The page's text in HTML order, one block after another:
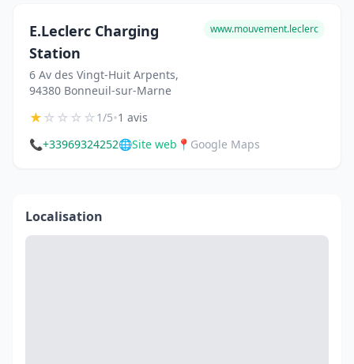
E.Leclerc Charging
Station
6 Av des Vingt-Huit Arpents,
94380 Bonneuil-sur-Marne
www.mouvement.leclerc
★☆☆☆☆1/5•1 avis
📞+33969324252🌐Site web 📍 Google Maps
Localisation